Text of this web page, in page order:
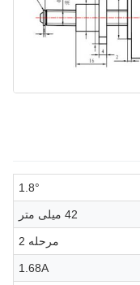
1.8°
42 میلی متر
مرحله 2
1.68A